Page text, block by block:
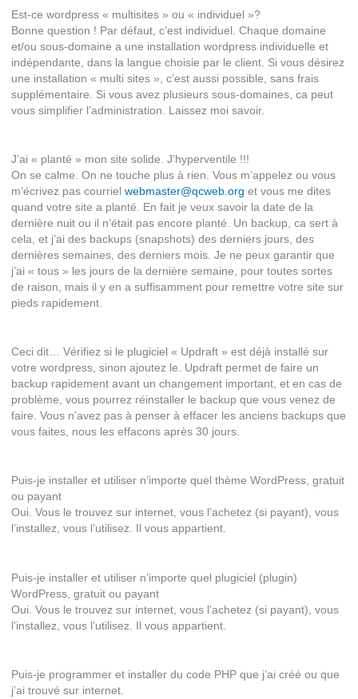
Est-ce wordpress « multisites » ou « individuel »?
Bonne question ! Par défaut, c’est individuel. Chaque domaine
et/ou sous-domaine a une installation wordpress individuelle et
indépendante, dans la langue choisie par le client. Si vous désirez
une installation « multi sites », c’est aussi possible, sans frais
supplémentaire. Si vous avez plusieurs sous-domaines, ca peut
vous simplifier l’administration. Laissez moi savoir.
J’ai « planté » mon site solide. J’hyperventile !!!
On se calme. On ne touche plus à rien. Vous m’appelez ou vous
m’écrivez pas courriel webmaster@qcweb.org et vous me dites
quand votre site a planté. En fait je veux savoir la date de la
dernière nuit ou il n’était pas encore planté. Un backup, ca sert à
cela, et j’ai des backups (snapshots) des derniers jours, des
dernières semaines, des derniers mois. Je ne peux garantir que
j’ai « tous » les jours de la dernière semaine, pour toutes sortes
de raison, mais il y en a suffisamment pour remettre votre site sur
pieds rapidement.
Ceci dit… Vérifiez si le plugiciel « Updraft » est déjà installé sur
votre wordpress, sinon ajoutez le. Updraft permet de faire un
backup rapidement avant un changement important, et en cas de
problème, vous pourrez réinstaller le backup que vous venez de
faire. Vous n’avez pas à penser à effacer les anciens backups que
vous faites, nous les effacons après 30 jours.
Puis-je installer et utiliser n’importe quel thème WordPress, gratuit
ou payant
Oui. Vous le trouvez sur internet, vous l’achetez (si payant), vous
l’installez, vous l’utilisez. Il vous appartient.
Puis-je installer et utiliser n’importe quel plugiciel (plugin)
WordPress, gratuit ou payant
Oui. Vous le trouvez sur internet, vous l’achetez (si payant), vous
l’installez, vous l’utilisez. Il vous appartient.
Puis-je programmer et installer du code PHP que j’ai créé ou que
j’ai trouvé sur internet.